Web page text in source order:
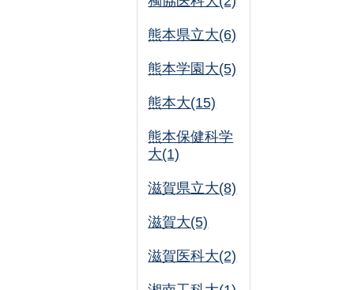
熊本県立大(6)
熊本学園大(5)
熊本大(15)
熊本保健科学
大(1)
滋賀県立大(8)
滋賀大(5)
滋賀医科大(2)